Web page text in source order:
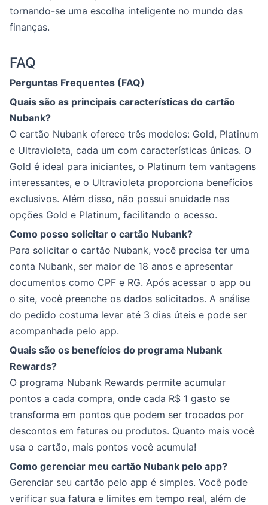
tornando-se uma escolha inteligente no mundo das
finanças.
FAQ
Perguntas Frequentes (FAQ)
Quais são as principais características do cartão
Nubank?
O cartão Nubank oferece três modelos: Gold, Platinum
e Ultravioleta, cada um com características únicas. O
Gold é ideal para iniciantes, o Platinum tem vantagens
interessantes, e o Ultravioleta proporciona benefícios
exclusivos. Além disso, não possui anuidade nas
opções Gold e Platinum, facilitando o acesso.
Como posso solicitar o cartão Nubank?
Para solicitar o cartão Nubank, você precisa ter uma
conta Nubank, ser maior de 18 anos e apresentar
documentos como CPF e RG. Após acessar o app ou
o site, você preenche os dados solicitados. A análise
do pedido costuma levar até 3 dias úteis e pode ser
acompanhada pelo app.
Quais são os benefícios do programa Nubank
Rewards?
O programa Nubank Rewards permite acumular
pontos a cada compra, onde cada R$ 1 gasto se
transforma em pontos que podem ser trocados por
descontos em faturas ou produtos. Quanto mais você
usa o cartão, mais pontos você acumula!
Como gerenciar meu cartão Nubank pelo app?
Gerenciar seu cartão pelo app é simples. Você pode
verificar sua fatura e limites em tempo real, além de